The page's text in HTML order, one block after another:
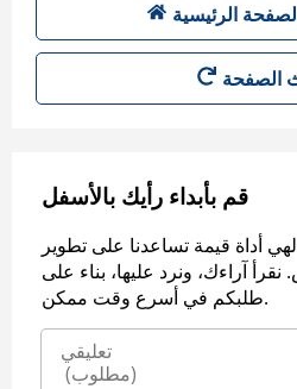
الرئيسية
قم بأبداء رأيك بالأسفل
أداة قيمة تساعدنا على تطوير
آراءك، ونرد عليها، بناء على
طلبكم في أسرع وقت ممكن.